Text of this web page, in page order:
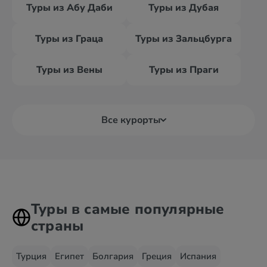
Туры из Абу Даби Туры из Дубая
Туры из Граца Туры из Зальцбурга
Туры из Вены Туры из Праги
Все курорты
Туры в самые популярные
страны
Турция Египет Болгария Греция Испания